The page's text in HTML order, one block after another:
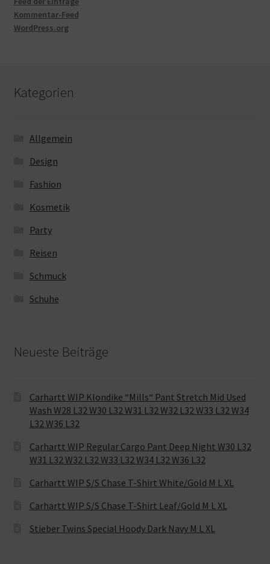
Kommentar-Feed
WordPress.org
Kategorien
Allgemein
Design
Fashion
Kosmetik
Party
Reisen
Schmuck
Schuhe
Neueste Beiträge
Carhartt WIP Klondike “Mills“ Pant Stretch Mid Used
Wash W28 L32 W30 L32 W31 L32 W32 L32 W33 L32 W34
L32 W36 L32
Carhartt WIP Regular Cargo Pant Deep Night W30 L32
W31 L32 W32 L32 W33 L32 W34 L32 W36 L32
Carhartt WIP S/S Chase T-Shirt White/Gold M L XL
Carhartt WIP S/S Chase T-Shirt Leaf/Gold M L XL
Stieber Twins Special Hoody Dark Navy M L XL